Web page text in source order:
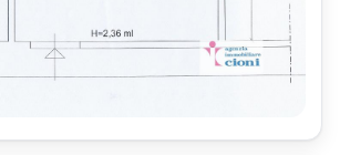
tre Bagni ad uso comune,